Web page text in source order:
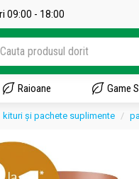
09:00 - 18:00
Raioane Game
kituri și pachete suplimente